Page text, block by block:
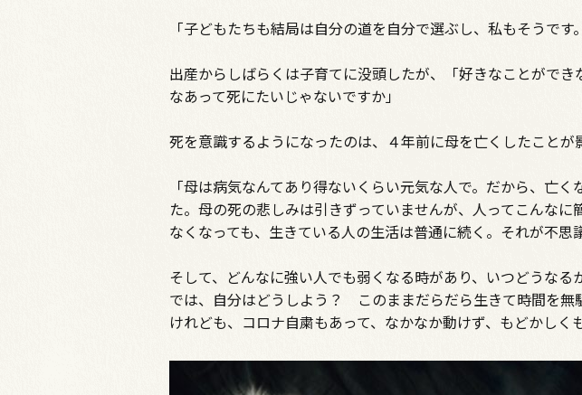
「子どもたちも結局は自分の道を自分で選ぶし、私もそうです
出産からしばらくは子育てに没頭したが、「好きなことがで
なあって死にたいじゃないですか」
死を意識するようになったのは、４年前に母を亡くしたことが
「母は病気なんてあり得ないくらい元気な人で。だから、亡
た。母の死の悲しみは引きずっていませんが、人ってこんなに
なくなっても、生きている人の生活は普通に続く。それが不思
そして、どんなに強い人でも弱くなる時があり、いつどうなる
では、自分はどうしよう？ このままだらだら生きて時間を無
けれども、コロナ自粛もあって、なかなか動けず、もどかしく